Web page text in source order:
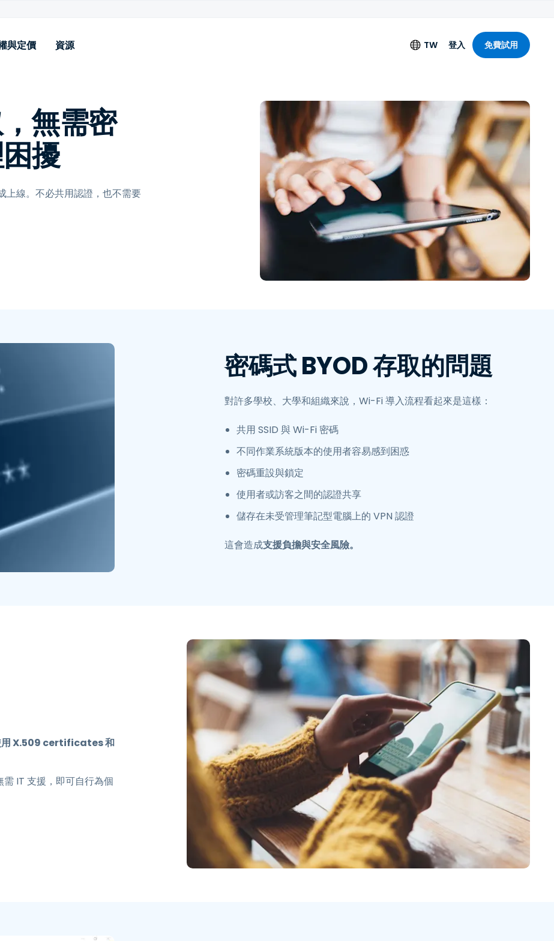
身份提供者整合 (Entra、
Google 等)
附加元件
擴展記錄
工程授權
Wi‑Fi 和 VPN 驗證
Microsoft NPS 遷移
無密碼網路驗證
無密碼的 BYOD 存取
LDAP 橋接器
電信 (OpenRoaming +
與定價 資源
部落格
案例分享
宣傳冊
示範影片
TW
語言
English
Deutsch
Español
Français
Italiano
Nederlands
Português
简体中文
繁體中文
Bahasa
登入 免費試用
無需密
擾
上線。不必共用認證，也不需要
密碼式 BYOD 存取的問題
對許多學校、大學和組織來說，Wi-Fi 導入流程看起來是這樣：
共用 SSID 與 Wi-Fi 密碼
不同作業系統版本的使用者容易感到困惑
密碼重設與鎖定
使用者或訪客之間的認證共享
儲存在未受管理筆記型電腦上的 VPN 認證
這會造成支援負擔與安全風險。
用 X.509 certificates 和
IT 支援，即可自行為個